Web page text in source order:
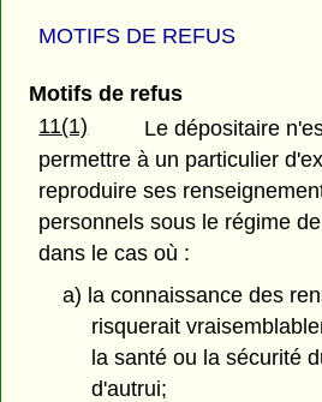
MOTIFS DE REFUS
Motifs de refus
11(1)
Le dépositaire
permettre à un particulier
reproduire ses
personnels sous le régime
dans le cas où :
a) la connaissance des
risquerait
la santé ou la sécurité
d'autrui;